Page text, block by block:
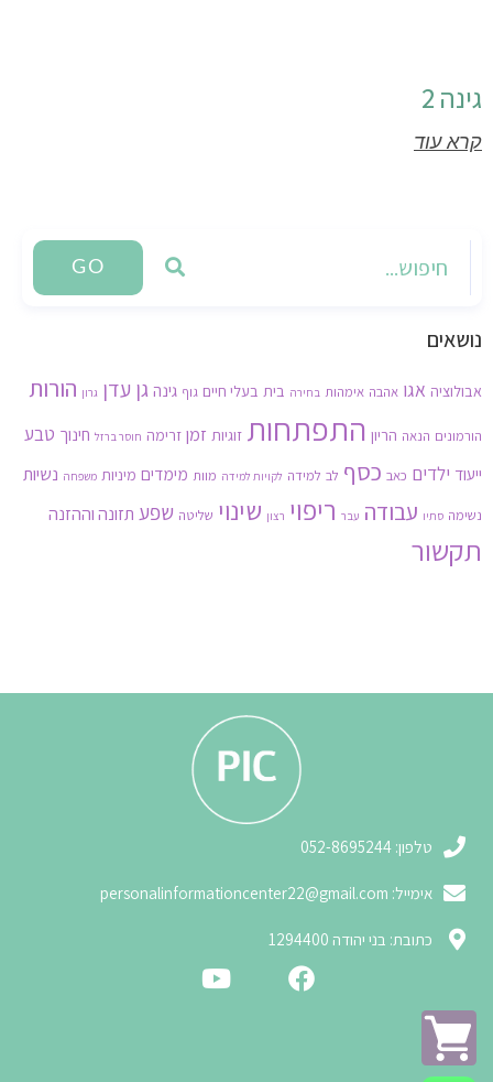
גינה 2
קרא עוד
GO
נושאים
אבולוציה אגו אהבה אימהות בחירה בית בעלי חיים גוף גינה גן עדן גרון הורות
הורמונים הנאה הריון התפתחות זוגיות זמן זרימה חוסר ברזל חינוך טבע
ייעוד ילדים כאב כסף לב למידה לקויות למידה מוות מימדים מיניות משפחה נשיות
נשימה סתיו עבודה עבר ריפוי רצון שינוי שליטה שפע תזונה וההזנה
תקשור
טלפון: 052-8695244
אימייל: personalinformationcenter22@gmail.com
כתובת: בני יהודה 1294400